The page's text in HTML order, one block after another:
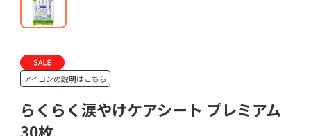
アイコンの説明はこちら
らくらく涙やけケアシート プレミアム
30枚